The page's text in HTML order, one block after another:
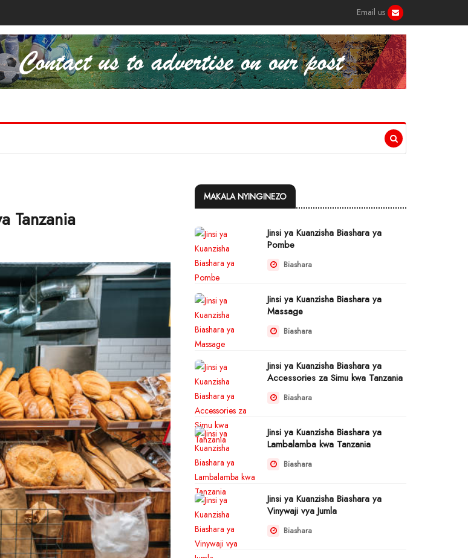
Email us
Tanzania
MAKALA NYINGINEZO
Jinsi ya Kuanzisha Biashara ya
Pombe
Biashara
Jinsi ya Kuanzisha Biashara ya
Massage
Biashara
Jinsi ya Kuanzisha Biashara ya
Accessories za Simu kwa Tanzania
Biashara
Jinsi ya Kuanzisha Biashara ya
Lambalamba kwa Tanzania
Biashara
Jinsi ya Kuanzisha Biashara ya
Vinywaji vya Jumla
Biashara